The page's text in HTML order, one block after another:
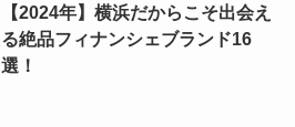
【2024年】横浜だからこそ出会え
る絶品フィナンシェブランド16
選！